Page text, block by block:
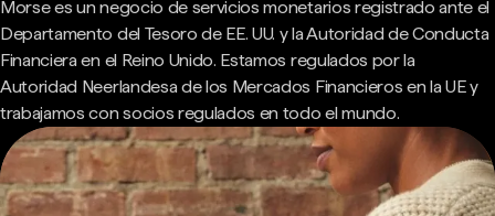
Morse es un negocio de servicios monetarios registrado ante el
Departamento del Tesoro de EE. UU. y la Autoridad de Conducta
Financiera en el Reino Unido. Estamos regulados por la
Autoridad Neerlandesa de los Mercados Financieros en la UE y
trabajamos con socios regulados en todo el mundo.